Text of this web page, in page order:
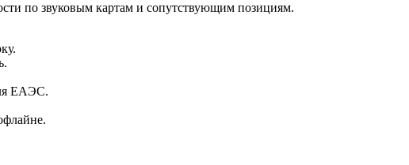
по звуковым картам и сопутствующим позициям.
ЕАЭС.